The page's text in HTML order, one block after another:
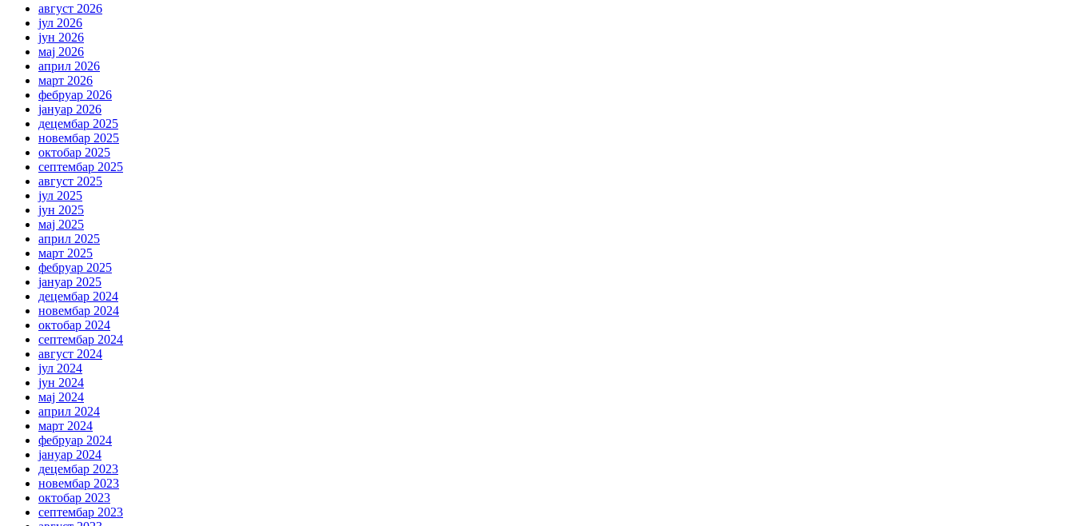
август 2026
јул 2026
јун 2026
мај 2026
април 2026
март 2026
фебруар 2026
јануар 2026
децембар 2025
новембар 2025
октобар 2025
септембар 2025
август 2025
јул 2025
јун 2025
мај 2025
април 2025
март 2025
фебруар 2025
јануар 2025
децембар 2024
новембар 2024
октобар 2024
септембар 2024
август 2024
јул 2024
јун 2024
мај 2024
април 2024
март 2024
фебруар 2024
јануар 2024
децембар 2023
новембар 2023
октобар 2023
септембар 2023